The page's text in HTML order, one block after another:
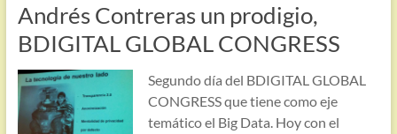
Andrés Contreras un prodigio,
BDIGITAL GLOBAL CONGRESS
Segundo día del BDIGITAL GLOBAL
CONGRESS que tiene como eje
temático el Big Data. Hoy con el